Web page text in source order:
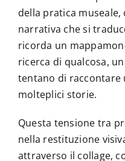
della pratica museale,
narrativa che si
ricorda un
ricerca di qualcosa,
tentano di raccontare
molteplici storie.
Questa tensione tra
nella restituzione
attraverso il collage,